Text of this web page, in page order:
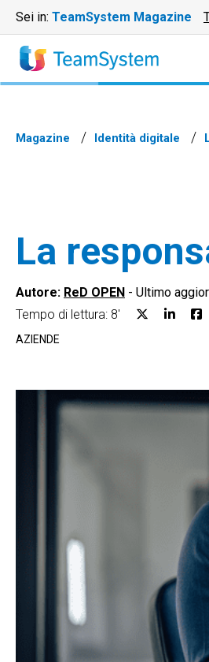
Sei in: TeamSystem Magazine
Magazine Identità digitale
La
Autore: ReD OPEN - Ultimo
Tempo di lettura: 8'
AZIENDE